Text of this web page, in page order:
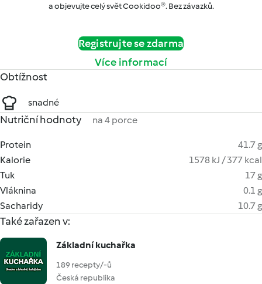
a objevujte celý svět Cookidoo®. Bez závazků.
Registrujte se zdarma
Více informací
Obtížnost
snadné
Nutriční hodnoty na 4 porce
Protein
41.7 g
Kalorie
1578 kJ / 377 kcal
Tuk
17 g
Vláknina
0.1 g
Sacharidy
10.7 g
Také zařazen v:
Základní kuchařka
189 recepty/-ů
Česká republika